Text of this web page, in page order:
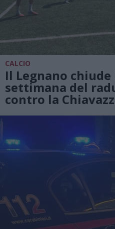
CALCIO
Il Legnano
settimana del
contro la